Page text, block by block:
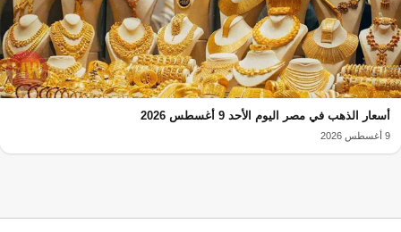
أسعار الذهب في مصر اليوم الأحد 9 أغسطس 2026
9 أغسطس 2026